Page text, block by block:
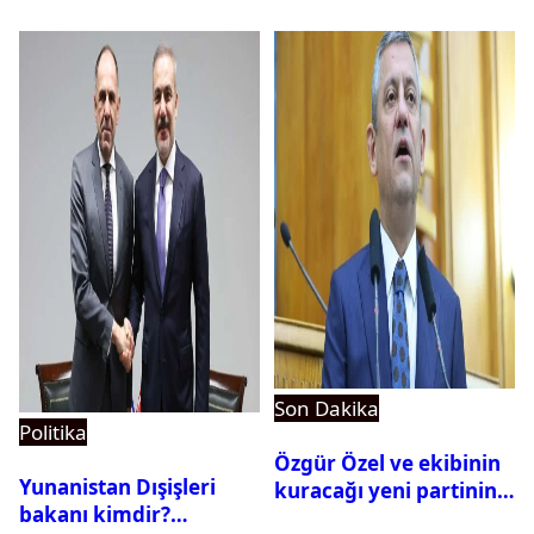
Politika
Yunanistan Dışişleri
bakanı kimdir?
Son Dakika
Özgür Özel ve ekibinin
kuracağı yeni partinin